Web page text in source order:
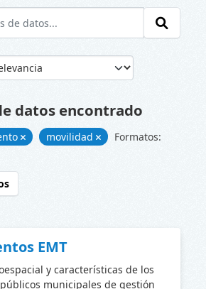
datos encontrado
movilidad
Formatos:
EMT
y características de los
municipales de gestión